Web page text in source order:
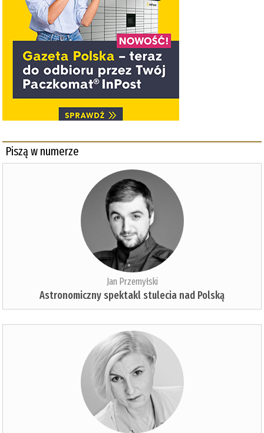
Piszą w numerze
Jan Przemyłski
Astronomiczny spektakl stulecia nad Polską